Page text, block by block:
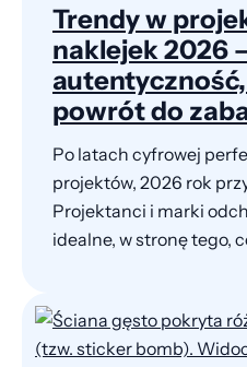
Trendy w
naklejek 2026
powrót do
Po latach cyfrowej
projektów, 2026 rok
Projektanci i marki
idealne, w stronę tego,